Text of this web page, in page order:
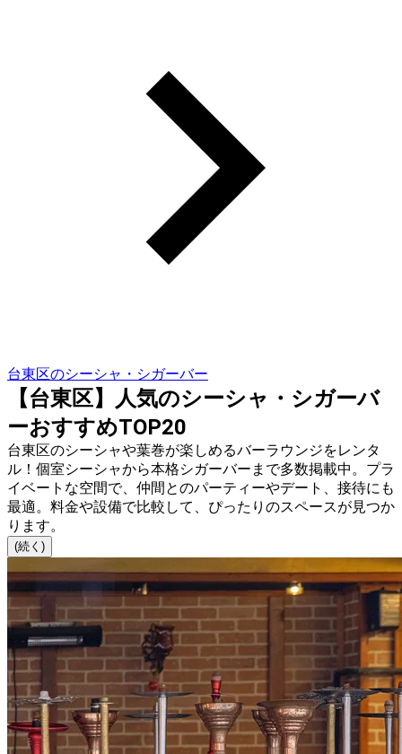
台東区のシーシャ・シガーバー
【台東区】人気のシーシャ・シガーバ
ーおすすめTOP20
台東区のシーシャや葉巻が楽しめるバーラウンジをレンタ
ル！個室シーシャから本格シガーバーまで多数掲載中。プラ
イベートな空間で、仲間とのパーティーやデート、接待にも
最適。料金や設備で比較して、ぴったりのスペースが見つか
ります。
(続く)